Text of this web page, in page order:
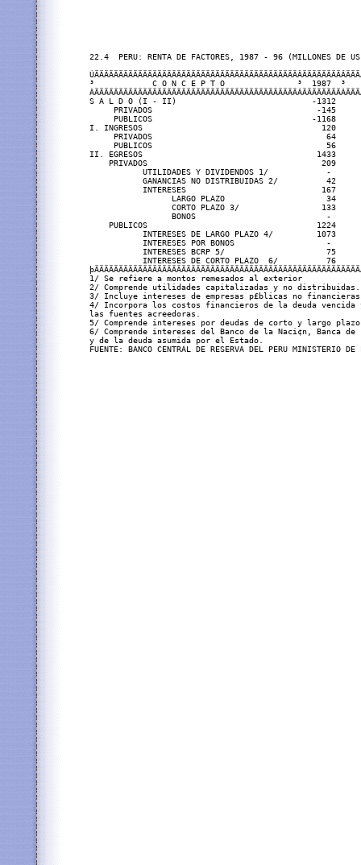
22.4  PERU: RENTA DE FACTORES, 1987 - 96 (MILLONES DE US
³            C O N C E P T O               ³  1987  ³
S A L D O (I - II)                            -1312     -
PRIVADOS                                  -145
PUBLICOS                                 -1168
I. INGRESOS                                     120
PRIVADOS                                    64
PUBLICOS                                    56
II. EGRESOS                                    1433
PRIVADOS                                    209
UTILIDADES Y DIVIDENDOS 1/            -
GANANCIAS NO DISTRIBUIDAS 2/          42
INTERESES                            167
LARGO PLAZO                     34
CORTO PLAZO 3/                 133
BONOS                           -
PUBLICOS                                   1224
INTERESES DE LARGO PLAZO 4/         1073
INTERESES POR BONOS                   -
INTERESES BCRP 5/                     75
INTERESES DE CORTO PLAZO  6/          76
1/ Se refiere a
2/ Comprende
3/ Incluye intereses de empresas p£blicas no
4/ Incorpora los costos financieros de la deuda vencida
las fuentes acreedoras.
5/ Comprende intereses por deudas de corto y largo
6/ Comprende intereses del Banco de la Naci¢n, Banca de
y de la deuda asumida por el Estado.